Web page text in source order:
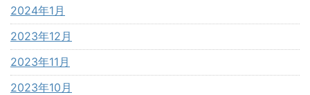
2024年1月
2023年12月
2023年11月
2023年10月